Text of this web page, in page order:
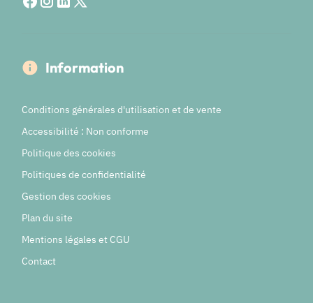
Information
Conditions générales d'utilisation et de vente
Accessibilité : Non conforme
Politique des cookies
Politiques de confidentialité
Gestion des cookies
Plan du site
Mentions légales et CGU
Contact